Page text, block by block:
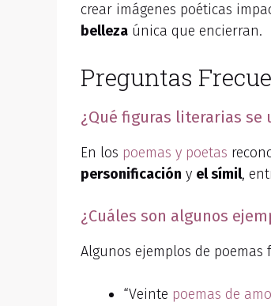
crear imágenes poéticas
belleza única que encierran.
Preguntas
¿Qué figuras literarias se
En los poemas y poetas
personificación y el símil,
¿Cuáles son algunos
Algunos ejemplos de
“Veinte poemas de